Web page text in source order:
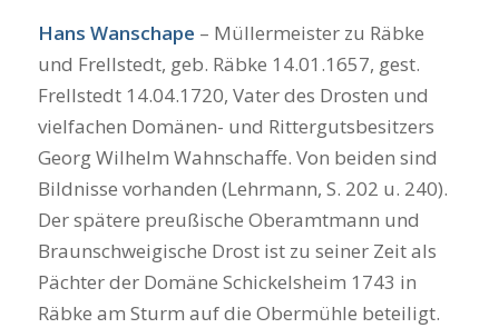
Hans Wanscha­pe – Mül­ler­meis­ter zu Räb­ke
und Frell­stedt, geb. Räb­ke 14.01.1657, gest.
Frell­stedt 14.04.1720, Vater des Dros­ten und
viel­fa­chen Domä­nen- und Rit­ter­guts­be­sit­zers
Georg Wil­helm Wahn­schaf­fe. Von bei­den sind
Bild­nis­se vor­han­den (Lehr­mann, S. 202 u. 240).
Der spä­te­re preu­ßi­sche Ober­amt­mann und
Braun­schwei­gi­sche Drost ist zu sei­ner Zeit als
Päch­ter der Domä­ne Schi­ckels­heim 1743 in
Räb­ke am Sturm auf die Ober­müh­le betei­ligt.